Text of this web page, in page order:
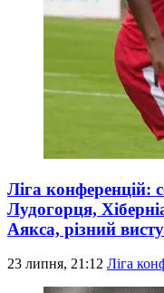
Ліга конференцій:
Лудогорця,
Аякса, різний
23 липня, 21:12 Ліга